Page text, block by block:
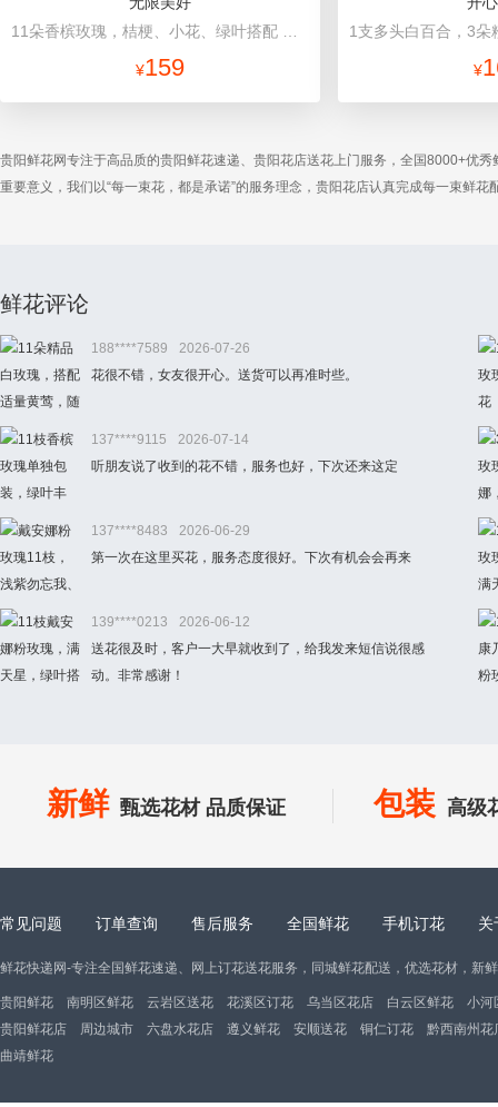
¥159 ¥
贵阳鲜花网专注于高品质的贵阳鲜花速递、贵阳花店送花上门服务，全国8000+优
重要意义，我们以“每一束花，都是承诺”的服务理念，贵阳花店认真完成每一束鲜
鲜花评论
188****7589
2026-07-26
花很不错，女友很开心。送货可以再准时些。
137****9115
2026-07-14
听朋友说了收到的花不错，服务也好，下次还来这定
137****8483
2026-06-29
第一次在这里买花，服务态度很好。下次有机会会再来
139****0213
2026-06-12
送花很及时，客户一大早就收到了，给我发来短信说很感
动。非常感谢！
新鲜 甄选花材 品质保证 包装 高级
常见问题 订单查询 售后服务 全国鲜花 手机订花 关
鲜花快递网-专注全国鲜花速递、网上订花送花服务，同城鲜花配送，优选花材，新
贵阳鲜花 南明区鲜花 云岩区送花 花溪区订花 乌当区花店 白云区鲜花
小河
贵阳鲜花店
周边城市 六盘水花店 遵义鲜花 安顺送花 铜仁订花
黔西南州花
曲靖鲜花